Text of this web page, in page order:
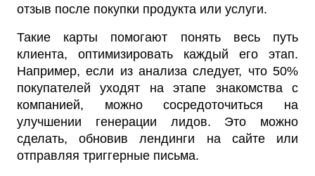
отзыв после покупки продукта или услуги.
Такие карты помогают понять весь путь
клиента, оптимизировать каждый его этап.
Например, если из анализа следует, что 50%
покупателей уходят на этапе знакомства с
компанией, можно сосредоточиться на
улучшении генерации лидов. Это можно
сделать, обновив лендинги на сайте или
отправляя триггерные письма.